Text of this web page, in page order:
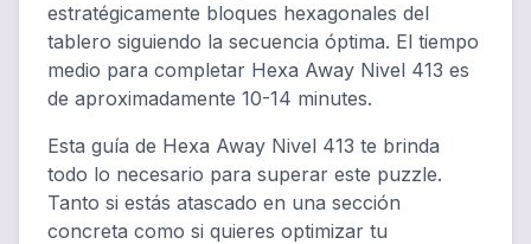
estratégicamente bloques hexagonales del
tablero siguiendo la secuencia óptima. El tiempo
medio para completar Hexa Away Nivel 413 es
de aproximadamente 10-14 minutes.
Esta guía de Hexa Away Nivel 413 te brinda
todo lo necesario para superar este puzzle.
Tanto si estás atascado en una sección
concreta como si quieres optimizar tu